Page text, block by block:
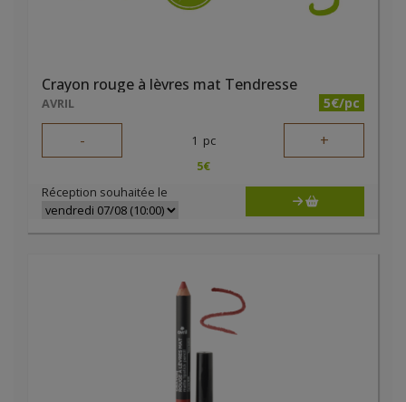
Crayon rouge à lèvres mat Tendresse
AVRIL 5€/pc
- 1 pc +
5€
Réception souhaitée le